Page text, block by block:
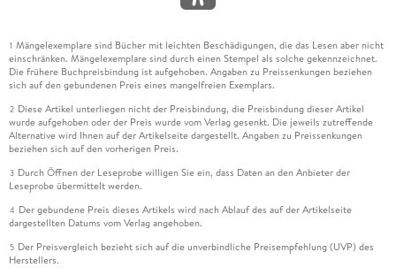
1 Mängelexemplare sind Bücher mit leichten Beschädigungen, die das Lesen aber nicht
einschränken. Mängelexemplare sind durch einen Stempel als solche gekennzeichnet.
Die frühere Buchpreisbindung ist aufgehoben. Angaben zu Preissenkungen beziehen
sich auf den gebundenen Preis eines mangelfreien Exemplars.
2 Diese Artikel unterliegen nicht der Preisbindung, die Preisbindung dieser Artikel
wurde aufgehoben oder der Preis wurde vom Verlag gesenkt. Die jeweils zutreffende
Alternative wird Ihnen auf der Artikelseite dargestellt. Angaben zu Preissenkungen
beziehen sich auf den vorherigen Preis.
3 Durch Öffnen der Leseprobe willigen Sie ein, dass Daten an den Anbieter der
Leseprobe übermittelt werden.
4 Der gebundene Preis dieses Artikels wird nach Ablauf des auf der Artikelseite
dargestellten Datums vom Verlag angehoben.
5 Der Preisvergleich bezieht sich auf die unverbindliche Preisempfehlung (UVP) des
Herstellers.